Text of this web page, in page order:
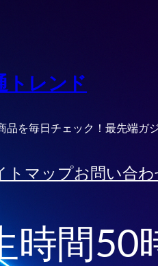
トレンド
品を毎日チェック！最先端ガ
トマップお問い合わ
時間50